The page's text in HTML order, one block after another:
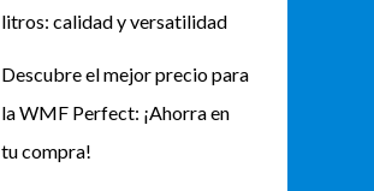
litros: calidad y versatilidad
Descubre el mejor precio para
la WMF Perfect: ¡Ahorra en
tu compra!